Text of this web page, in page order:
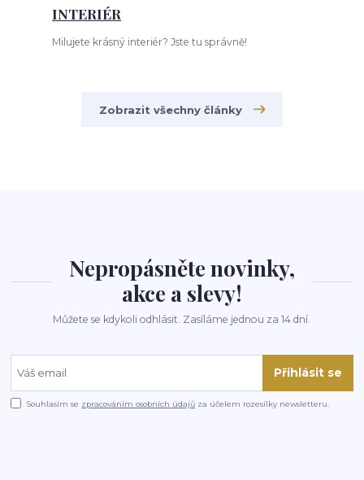
INTERIÉR
Milujete krásný interiér? Jste tu správně!
Zobrazit všechny články
Nepropásněte novinky,
akce a slevy!
Můžete se kdykoli odhlásit. Zasíláme jednou za 14 dní.
Přihlásit se
Souhlasím se zpracováním osobních údajů za účelem rozesílky newsletteru.